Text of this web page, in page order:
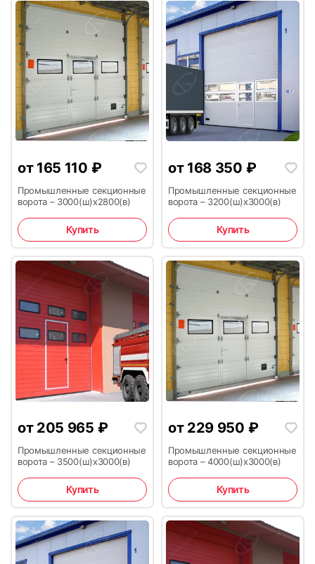
от 165 110 ₽
Промышленные секционные
ворота – 3000(ш)x2800(в)
Купить
от 168 350 ₽
Промышленные секционные
ворота – 3200(ш)x3000(в)
Купить
от 205 965 ₽
Промышленные секционные
ворота – 3500(ш)x3000(в)
Купить
от 229 950 ₽
Промышленные секционные
ворота – 4000(ш)x3000(в)
Купить